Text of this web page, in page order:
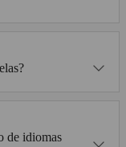
de idiomas